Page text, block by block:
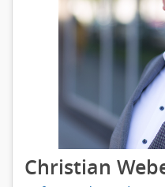
Christian